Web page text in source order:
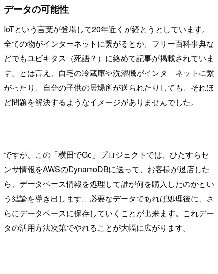
データの可能性
IoTという言葉が登場して20年近くが経とうとしています。
全ての物がインターネットに繋がるとか、フリー百科事典な
どでもユビキタス（死語？）に絡めて記事が掲載されていま
す。とは言え、自宅の冷蔵庫や洗濯機がインターネットに繋
がったり、自分の子供の居場所が送られたりしても、それほ
ど問題を解決するようなイメージがありませんでした。
ですが、この「横田でGo」プロジェクトでは、ひたすらセ
ンサ情報をAWSのDynamoDBに送って、お客様が退店した
ら、データベース情報を処理して誰が何を購入したのかとい
う結論を導き出します。必要なデータであれば処理後に、さ
らにデータベースに保存していくことが出来ます。これデー
タの活用方法次第でやれることが大幅に広がります。